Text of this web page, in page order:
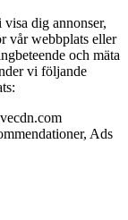
visa dig annonser,
vår webbplats eller
och mäta
vi följande
Ads